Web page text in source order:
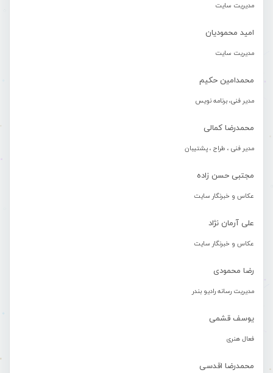
مدیریت سایت
امید محمودیان
مدیریت سایت
محمدامین حکیم
مدیر فنی، برنامه نویس
محمدرضا کمالی
مدیر فنی ، طراح ، پشتیبان
مجتبی حسن زاده
عکاس و خبرنگار سایت
علی آرمان نژاد
عکاس و خبرنگار سایت
رضا محمودی
مدیریت رسانه رادیو بندر
یوسف قشمی
فعال هنری
محمدرضا اقدسی